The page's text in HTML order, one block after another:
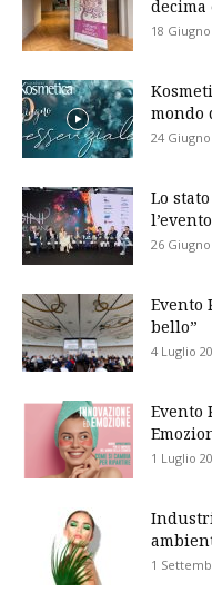
decima
18
mondo
24
Lo
26 Giugno
Evento
bello”
4 Luglio
Evento
1 Luglio
1